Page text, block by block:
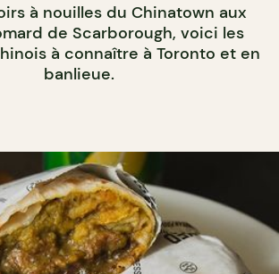
à nouilles du Chinatown aux
de Scarborough, voici les
à connaître à Toronto et en
banlieue.